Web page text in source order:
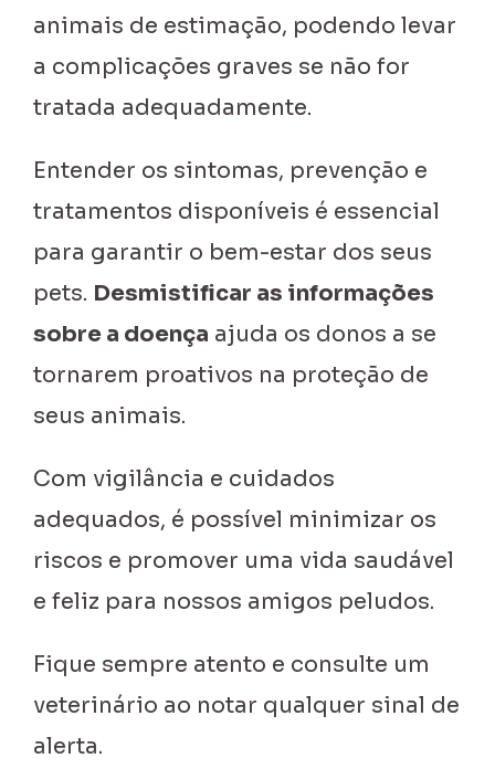
animais de estimação, podendo levar
a complicações graves se não for
tratada adequadamente.
Entender os sintomas, prevenção e
tratamentos disponíveis é essencial
para garantir o bem-estar dos seus
pets. Desmistificar as informações
sobre a doença ajuda os donos a se
tornarem proativos na proteção de
seus animais.
Com vigilância e cuidados
adequados, é possível minimizar os
riscos e promover uma vida saudável
e feliz para nossos amigos peludos.
Fique sempre atento e consulte um
veterinário ao notar qualquer sinal de
alerta.